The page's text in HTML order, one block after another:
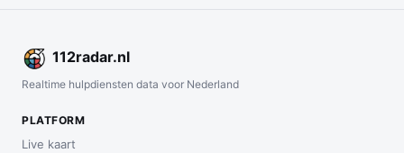
112radar.nl
Realtime hulpdiensten data voor Nederland
PLATFORM
Live kaart